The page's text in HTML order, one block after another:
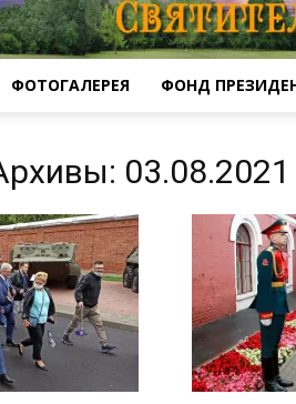
ФОТОГАЛЕРЕЯ ФОНД
03.08.2021